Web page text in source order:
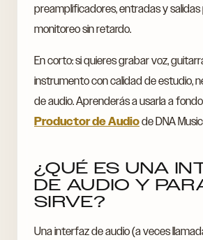
preamplificadores, entradas y
monitoreo sin retardo.
En corto: si quieres grabar voz,
instrumento con calidad de estudio,
de audio. Aprenderás a usarla a
Productor de Audiode DNA
¿QUÉ ES UNA
DE AUDIO Y
SIRVE?
Una interfaz de audio (a veces